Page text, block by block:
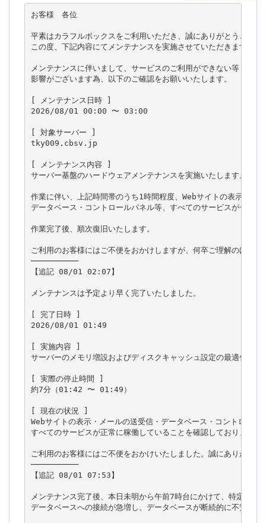
お客様　各位
平素はカラフルボックスをご利用いただき、誠にありがとうござい
この度、下記内容にてメンテナンスを実施させていただきます。
メンテナンスに伴いまして、サービスのご利用ができない等
影響がございます為、以下のご確認をお願いいたします。
[ メンテナンス日時 ]
2026/08/01 00:00 〜 03:00
[ 対象サーバー ]
tky009.cbsv.jp
[ メンテナンス内容 ]
サーバー基盤のハードウェアメンテナンスを実施いたします。
作業に伴い、上記時間帯のうち1時間程度、Webサイトの表示・メ
データベース・コントロールパネル等、すべてのサービスが一時
作業完了後、順次復旧いたします。
ご利用のお客様にはご不便をおかけしますが、何卒ご理解のほどお
──────────
【追記 08/01 02:07】
メンテナンスは予定より早く完了いたしました。
[ 完了日時 ]
2026/08/01 01:49
[ 実施内容 ]
サーバーのメモリ増設およびディスクキャッシュ設定の最適化を実
[ 実際の停止時間 ]
約7分（01:42 〜 01:49）
[ 現在の状況 ]
Webサイトの表示・メールの送受信・データベース・コントロール
すべてのサービスが正常に稼働していることを確認しております。
ご利用のお客様にはご不便をおかけいたしました。誠にありがとう
──────────
【追記 08/01 07:53】
メンテナンス完了後、本日未明から午前7時台にかけて、特定サイ
データベースへの接続が急増し、データベースが断続的に不安定